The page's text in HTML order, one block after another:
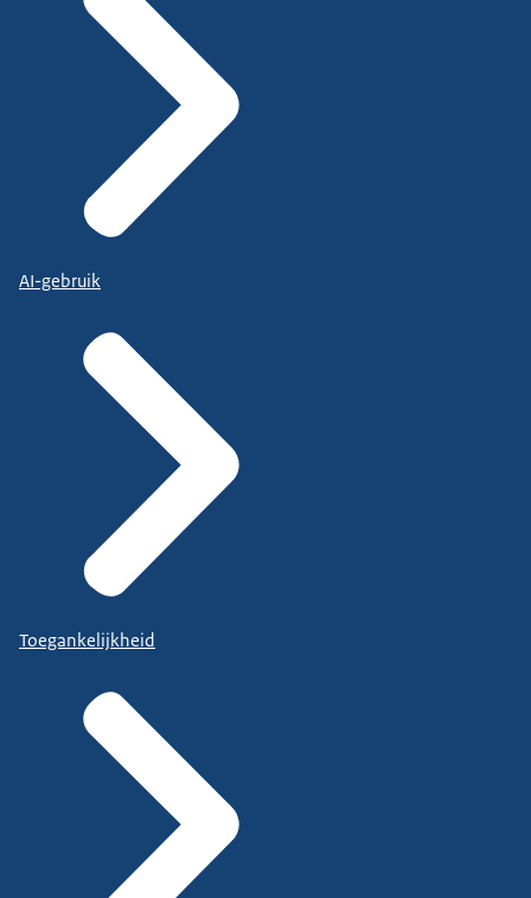
AI-gebruik
Toegankelijkheid